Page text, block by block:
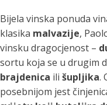
Bijela vinska ponuda
klasika malvazije,
vinsku dragocjenost –
sortu koja se u drugim
brajdenica ili šupljika.
posebnijom jest